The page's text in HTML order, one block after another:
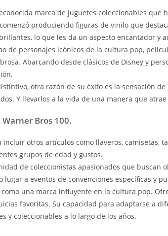
marca de juguetes coleccionables
produciendo figuras de vinilo que
lo que les da un aspecto encantador y
de personajes icónicos de la cultura pop,
Abarcando desde clásicos de Disney y
otra razón de su éxito es la sensación
Y llevarlos a la vida de una manera que
Warner Bros 100.
otros artículos como llaveros, camisetas,
grupos de edad y gustos.
de coleccionistas apasionados que
a eventos de convenciones específicas y
como una marca influyente en la cultura pop.
favoritas. Su capacidad para adaptarse a
y coleccionables a lo largo de los años.